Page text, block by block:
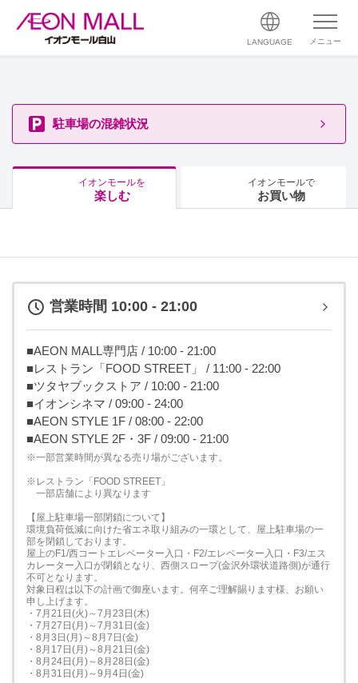
LANGUAGE メニュー
駐車場の混雑状況
イオンモールを
楽しむ
イオンモールで
お買い物
営業時間 10:00 - 21:00
■AEON MALL専門店 / 10:00 - 21:00
■レストラン「FOOD STREET」 / 11:00 - 22:00
■ツタヤブックストア / 10:00 - 21:00
■イオンシネマ / 09:00 - 24:00
■AEON STYLE 1F / 08:00 - 22:00
■AEON STYLE 2F・3F / 09:00 - 21:00
※一部営業時間が異なる売り場がございます。
※レストラン「FOOD STREET」
一部店舗により異なります
【屋上駐車場一部閉鎖について】
環境負荷低減に向けた省エネ取り組みの一環として、屋上駐車場の一
部を閉鎖しております。
屋上のF1/西コートエレベーター入口・F2/エレベーター入口・F3/エス
カレーター入口が閉鎖となり、西側スロープ(金沢外環状道路側)が通行
不可となります。
対象日程は以下の計画で御座います。何卒ご理解賜ります様、お願い
申し上げます。
・7月21日(火)～7月23日(木)
・7月27日(月)～7月31日(金)
・8月3日(月)～8月7日(金)
・8月17日(月)～8月21日(金)
・8月24日(月)～8月28日(金)
・8月31日(月)～9月4日(金)